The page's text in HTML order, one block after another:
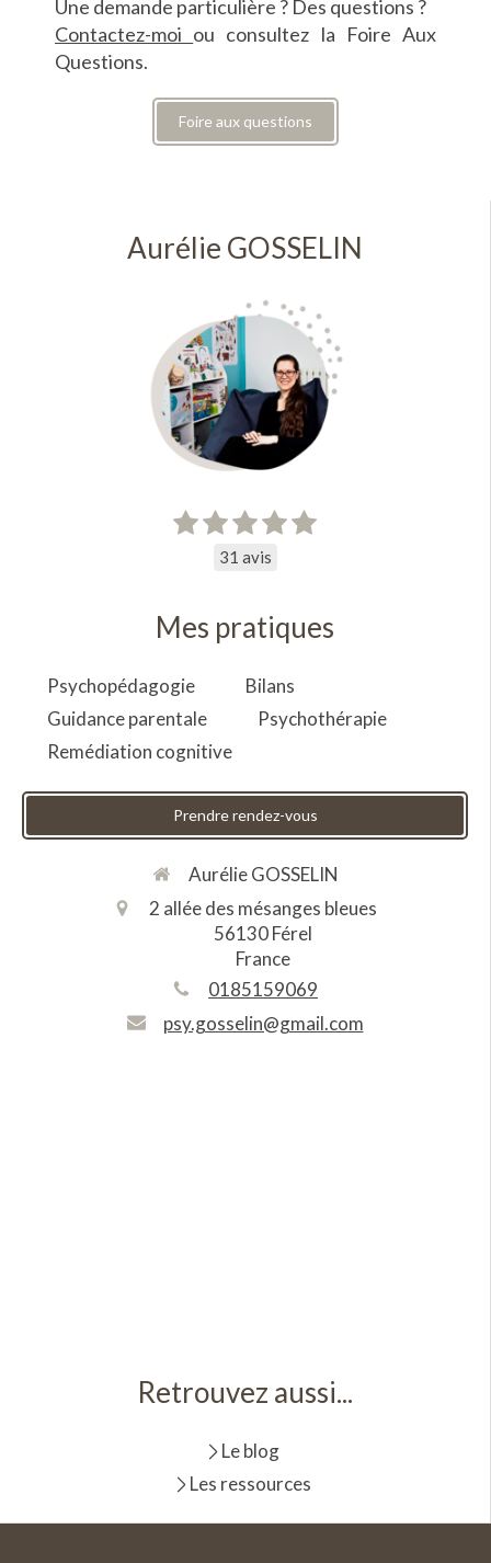
Une demande particulière ? Des questions ?
Contactez-moi ou consultez la Foire Aux
Questions.
Foire aux questions
Aurélie GOSSELIN
31 avis
Mes pratiques
Psychopédagogie
Bilans
Guidance parentale
Psychothérapie
Remédiation cognitive
Prendre rendez-vous
Aurélie GOSSELIN
2 allée des mésanges bleues
56130Férel
France
0185159069
psy.gosselin@gmail.com
Retrouvez aussi...
Le blog
Les ressources